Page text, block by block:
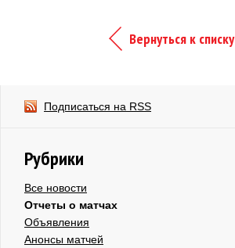
Вернуться к списку
Подписаться на RSS
Рубрики
Все новости
Отчеты о матчах
Объявления
Анонсы матчей